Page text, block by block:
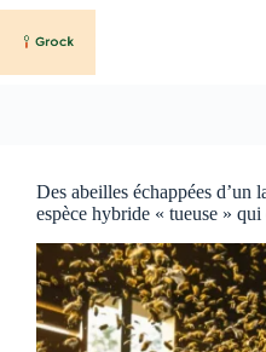
Passer
contenu
Des abeilles échappées d’un
espèce hybride « tueuse »